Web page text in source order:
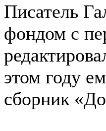
Писатель
фондом с
этом году
сборник